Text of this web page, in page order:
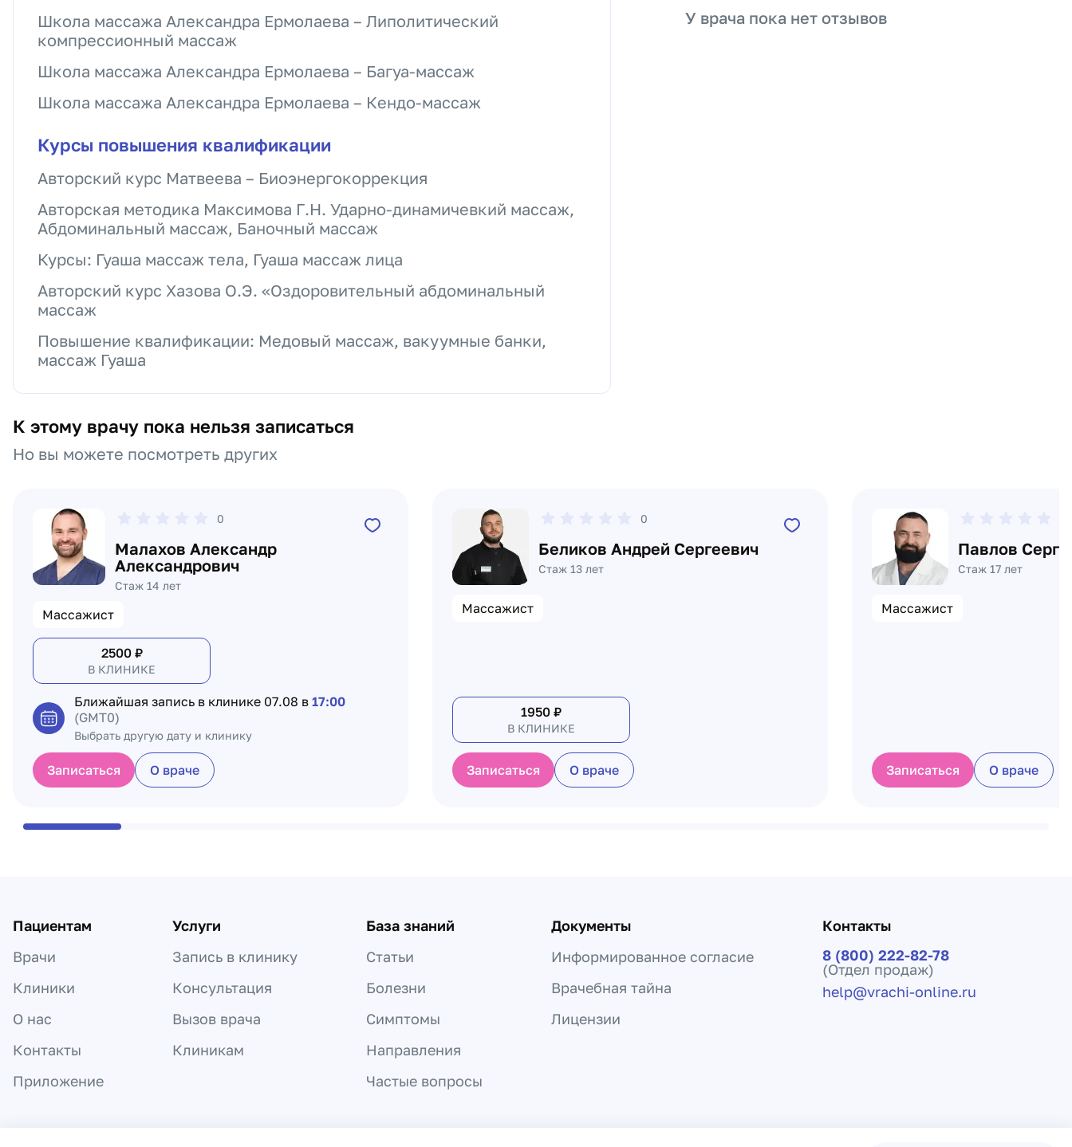
Школа массажа Александра Ермолаева – Липолитический
компрессионный массаж
Школа массажа Александра Ермолаева – Багуа-массаж
Школа массажа Александра Ермолаева – Кендо-массаж
Курсы повышения квалификации
Авторский курс Матвеева – Биоэнергокоррекция
Авторская методика Максимова Г.Н. Ударно-динамичевкий массаж,
Абдоминальный массаж, Баночный массаж
Курсы: Гуаша массаж тела, Гуаша массаж лица
Авторский курс Хазова О.Э. «Оздоровительный абдоминальный
массаж
Повышение квалификации: Медовый массаж, вакуумные банки,
массаж Гуаша
У врача пока нет отзывов
К этому врачу пока нельзя записаться
Но вы можете посмотреть других
0
Малахов Александр
Александрович
Стаж 14 лет
Массажист
2500₽
В КЛИНИКЕ
Ближайшая запись в клинике 07.08 в 17:00
(GMT0)
Выбрать другую дату и клинику
Записаться О враче
0
Беликов Андрей Сергеевич
Стаж 13 лет
Массажист
1950 ₽
В КЛИНИКЕ
Записаться О враче
Павлов
Стаж 17 лет
Массажист
Записаться О враче
Пациентам
Врачи
Клиники
О нас
Контакты
Приложение
Услуги
Запись в клинику
Консультация
Вызов врача
Клиникам
База знаний
Статьи
Болезни
Симптомы
Направления
Частые вопросы
Документы
Информированное согласие
Врачебная тайна
Лицензии
Контакты
8 (800) 222-82-78
(Отдел продаж)
help@vrachi-online.ru